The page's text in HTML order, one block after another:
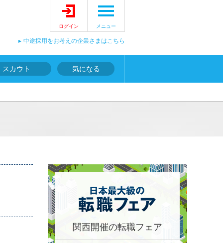
ログイン メニュー
中途採用をお考えの企業さまはこちら
スカウト 気になる
関西開催の転職フェア